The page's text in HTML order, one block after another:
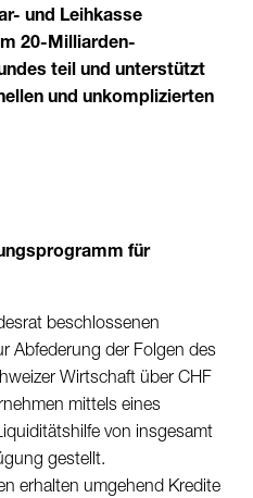
und Leihkasse
20-Milliarden-
teil und unterstützt
und unkomplizierten
für
beschlossenen
Abfederung der Folgen des
Wirtschaft über CHF
mittels eines
von insgesamt
gestellt.
erhalten umgehend Kredite